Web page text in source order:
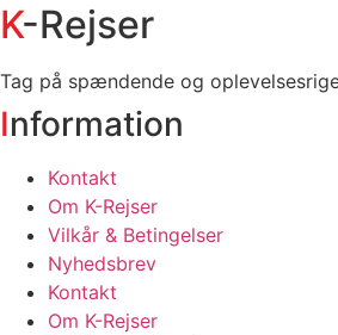
K-Rejser
Tag på spændende og
Information
Kontakt
Om K-Rejser
Vilkår & Betingelser
Nyhedsbrev
Kontakt
Om K-Rejser